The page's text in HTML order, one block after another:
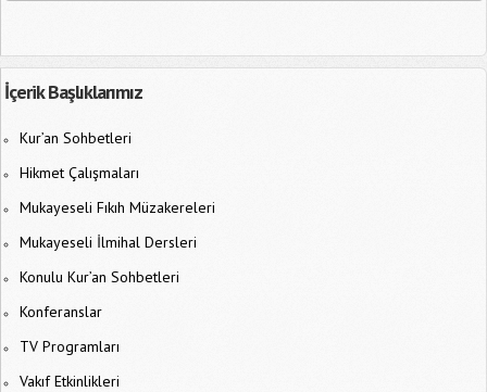
İçerik Başlıklarımız
Kur’an Sohbetleri
Hikmet Çalışmaları
Mukayeseli Fıkıh Müzakereleri
Mukayeseli İlmihal Dersleri
Konulu Kur’an Sohbetleri
Konferanslar
TV Programları
Vakıf Etkinlikleri